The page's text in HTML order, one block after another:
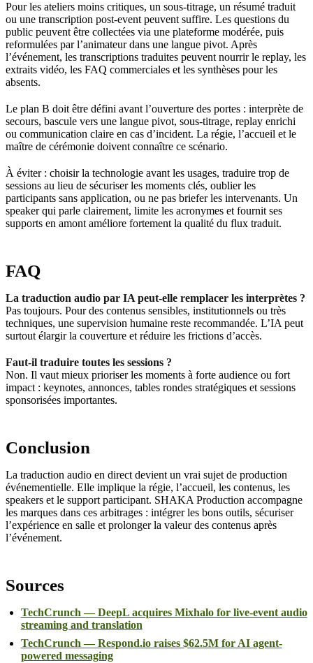
Pour les ateliers moins critiques, un sous-titrage, un résumé traduit
ou une transcription post-event peuvent suffire. Les questions du
public peuvent être collectées via une plateforme modérée, puis
reformulées par l’animateur dans une langue pivot. Après
l’événement, les transcriptions traduites peuvent nourrir le replay, les
extraits vidéo, les FAQ commerciales et les synthèses pour les
absents.
Le plan B doit être défini avant l’ouverture des portes : interprète de
secours, bascule vers une langue pivot, sous-titrage, replay enrichi
ou communication claire en cas d’incident. La régie, l’accueil et le
maître de cérémonie doivent connaître ce scénario.
À éviter : choisir la technologie avant les usages, traduire trop de
sessions au lieu de sécuriser les moments clés, oublier les
participants sans application, ou ne pas briefer les intervenants. Un
speaker qui parle clairement, limite les acronymes et fournit ses
supports en amont améliore fortement la qualité du flux traduit.
FAQ
La traduction audio par IA peut-elle remplacer les interprètes ?
Pas toujours. Pour des contenus sensibles, institutionnels ou très
techniques, une supervision humaine reste recommandée. L’IA peut
surtout élargir la couverture et réduire les frictions d’accès.
Faut-il traduire toutes les sessions ?
Non. Il vaut mieux prioriser les moments à forte audience ou fort
impact : keynotes, annonces, tables rondes stratégiques et sessions
sponsorisées importantes.
Conclusion
La traduction audio en direct devient un vrai sujet de production
événementielle. Elle implique la régie, l’accueil, les contenus, les
speakers et le support participant. SHAKA Production accompagne
les marques dans ces arbitrages : intégrer les bons outils, sécuriser
l’expérience en salle et prolonger la valeur des contenus après
l’événement.
Sources
TechCrunch — DeepL acquires Mixhalo for live-event audio
streaming and translation
TechCrunch — Respond.io raises $62.5M for AI agent-
powered messaging